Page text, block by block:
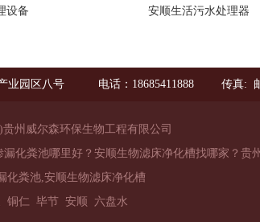
设备 安顺生活污水处理器
业园区八号 电话：18685411888 传真:
)贵州威尔森环保生物工程有限公司
化粪池哪里好？安顺生物滤床净化槽找哪家？贵
化粪池,安顺生物滤床净化槽
铜仁 毕节 安顺
六盘水